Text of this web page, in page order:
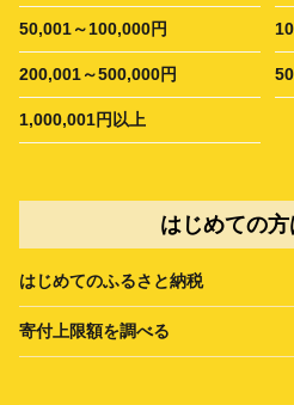
50,001～100,000円
200,001～500,000円
1,000,001円以上
はじめての方
はじめてのふるさと納税
寄付上限額を調べる